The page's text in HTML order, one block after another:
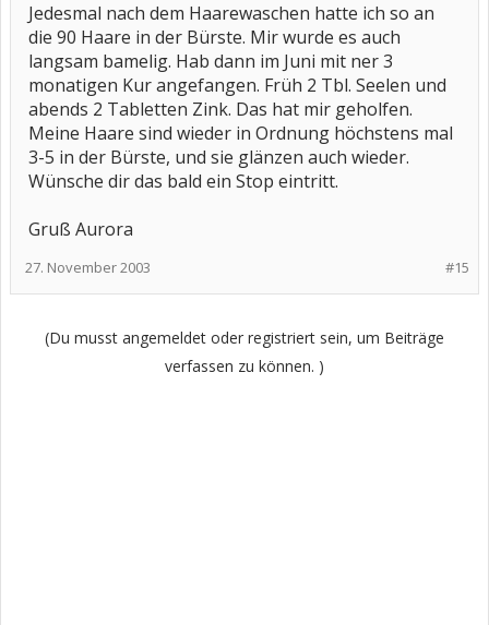
Jedesmal nach dem Haarewaschen hatte ich so an
die 90 Haare in der Bürste. Mir wurde es auch
langsam bamelig. Hab dann im Juni mit ner 3
monatigen Kur angefangen. Früh 2 Tbl. Seelen und
abends 2 Tabletten Zink. Das hat mir geholfen.
Meine Haare sind wieder in Ordnung höchstens mal
3-5 in der Bürste, und sie glänzen auch wieder.
Wünsche dir das bald ein Stop eintritt.
Gruß Aurora
#15
27. November 2003
(Du musst angemeldet oder registriert sein, um Beiträge
verfassen zu können. )